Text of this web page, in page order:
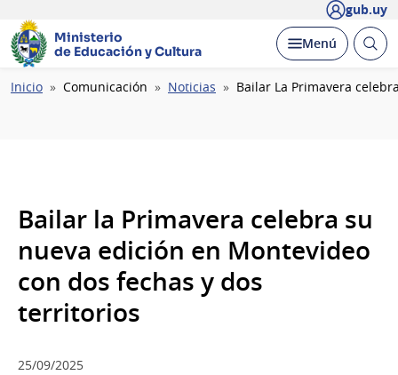
gub.uy
Ministerio
de Educación y Cultura
Desplegar
Menú Abrir
Ruta
Inicio Comunicación Noticias Bailar La Primavera
Bailar la Primavera celebra su
nueva edición en Montevideo
con dos fechas y dos
territorios
25/09/2025